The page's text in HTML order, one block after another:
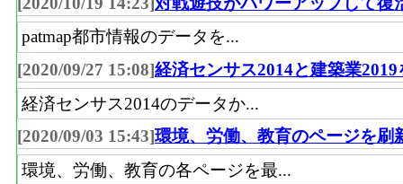
patmap都市情報のデータを...
[2020/09/27 15:08]経済センサス2014と建築業2019
経済センサス2014のデータか...
[2020/09/03 15:43]環境、労働、教育のページを刷
環境、労働、教育の各ページを最...